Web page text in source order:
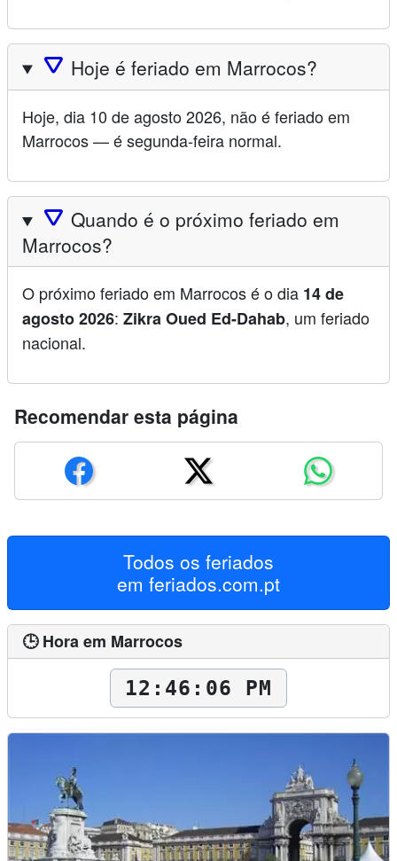
🛆 Hoje é feriado em Marrocos?
Hoje, dia 10 de agosto 2026, não é feriado em
Marrocos — é segunda-feira normal.
🛆 Quando é o próximo feriado em
Marrocos?
O próximo feriado em Marrocos é o dia 14 de
agosto 2026: Zikra Oued Ed-Dahab, um feriado
nacional.
Recomendar esta página
Todos os feriados
em feriados.com.pt
🕒 Hora em Marrocos
12:46:07 PM